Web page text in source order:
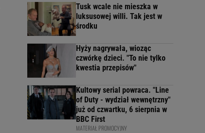
Tusk wcale nie mieszka w
luksusowej willi. Tak jest w
środku
Hyży nagrywała, wioząc
czwórkę dzieci. "To nie tylko
kwestia przepisów"
Kultowy serial powraca. "Line
of Duty - wydział wewnętrzny"
już od czwartku, 6 sierpnia w
BBC First
MATERIAŁ PROMOCYJNY